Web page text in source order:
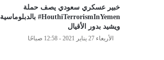
خبير عسكري سعودي يصف حملة
HouthiTerrorismInYemen# بالدبلوماسية
ويشيد بدور الأقيال
الأربعاء 27 يناير 2021 - 12:58 صباحًا